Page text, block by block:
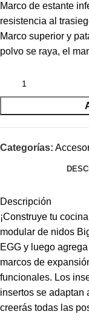
Marco de estante
resistencia al
Marco superior y
polvo se raya, el
Categorías:
Descripción
¡Construye tu
modular de nidos
EGG y luego
marcos de
funcionales. Los
insertos se adaptan
creerás todas las